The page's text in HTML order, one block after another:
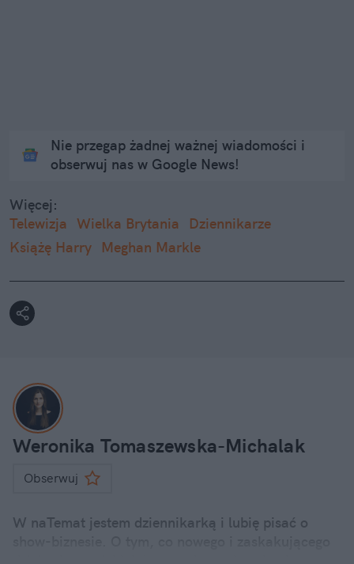
Nie przegap żadnej ważnej wiadomości i
obserwuj nas w Google News!
Więcej:
Telewizja Wielka Brytania
Dziennikarze
Książę Harry
Meghan Markle
Weronika Tomaszewska-Michalak
Obserwuj
W naTemat jestem dziennikarką i lubię pisać o